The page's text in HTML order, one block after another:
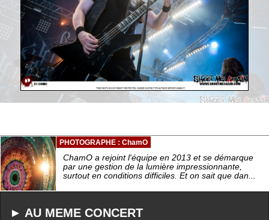
PHOTOGRAPHE : ChamO
ChamO a rejoint l'équipe en 2013 et se démarque
par une gestion de la lumière impressionnante,
surtout en conditions difficiles. Et on sait que dan...
► AU MEME CONCERT